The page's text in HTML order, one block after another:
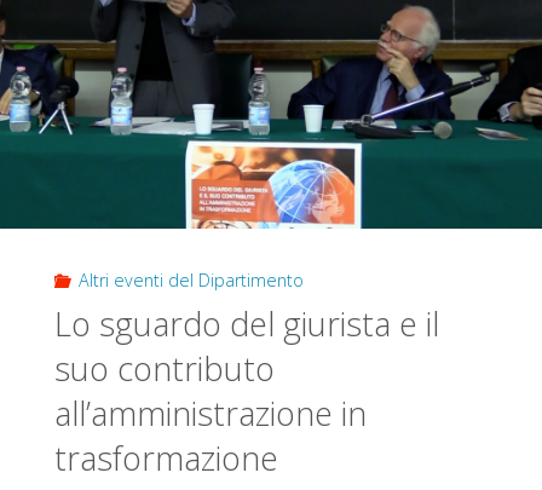
Altri eventi del Dipartimento
Lo sguardo del giurista e il
suo contributo
all’amministrazione in
trasformazione